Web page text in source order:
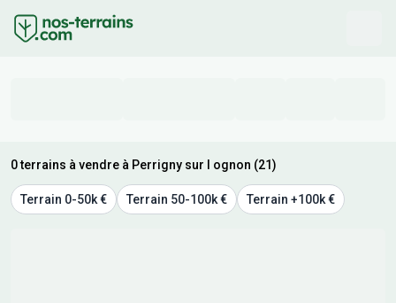
0 terrains à vendre à Perrigny sur l ognon (21)
Terrain 0-50k € Terrain 50-100k € Terrain +100k €